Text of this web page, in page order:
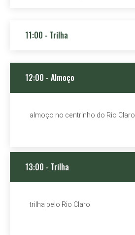
11:00 - Trilha
12:00 - Almoço
almoço no centrinho do Rio Claro
13:00 - Trilha
trilha pelo Rio Claro